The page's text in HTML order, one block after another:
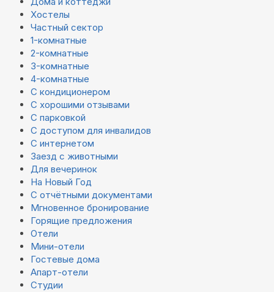
Хостелы
Частный сектор
1-комнатные
2-комнатные
3-комнатные
4-комнатные
С кондиционером
С хорошими отзывами
С парковкой
С доступом для инвалидов
С интернетом
Заезд с животными
Для вечеринок
На Новый Год
С отчётными документами
Мгновенное бронирование
Горящие предложения
Отели
Мини-отели
Гостевые дома
Апарт-отели
Студии